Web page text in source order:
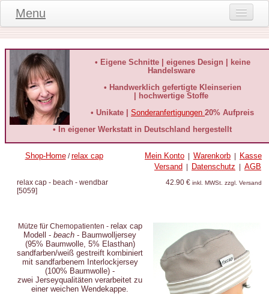
Menu
Produktinformationen
Kundeninformationen
häufige Fragen
Kontakt
Datenschutz
• Eigene Schnitte | eigenes Design | keine
Handelsware
• Handwerklich gefertigte Kleinserien
| hochwertige Stoffe
• Unikate | Sonderanfertigungen 20% Aufpreis
• In eigener Werkstatt in Deutschland hergestellt
Shop-Home/relax cap Mein Konto Warenkorb
Kasse
Versand
Datenschutz AGB
relax cap - beach - wendbar
[5059]
42.90 € inkl. MWSt. zzgl. Versand
Mütze für Chemopatienten - relax cap
Modell - beach - Baumwolljersey
(95% Baumwolle, 5% Elasthan)
sandfarben/weiß gestreift kombiniert
mit sandfarbenem Interlockjersey
(100% Baumwolle) -
zwei Jerseyqualitäten verarbeitet zu
einer weichen Wendekappe.